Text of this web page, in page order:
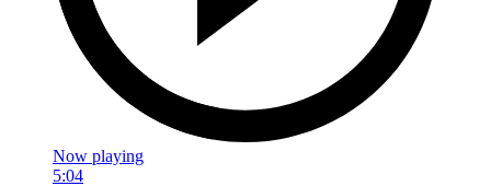
Now playing
5:04